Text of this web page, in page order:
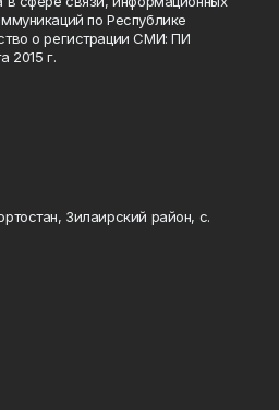
по Республике
о регистрации СМИ: ПИ
2015 г.
Зилаирский район, с.